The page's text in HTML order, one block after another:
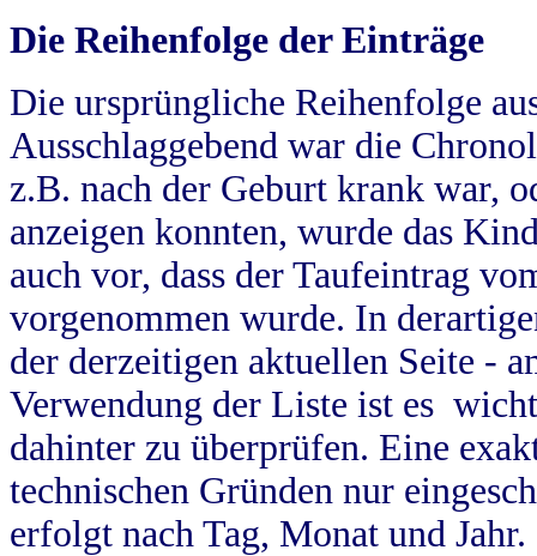
Die Reihenfolge der Einträge
Die ursprüngliche Reihenfolge
Ausschlaggebend war die
z.B. nach der Geburt krank war,
anzeigen konnten, wurde das
auch vor, dass der Taufeintrag
vorgenommen wurde. In
der derzeitigen aktuellen Seite -
Verwendung der Liste ist es
dahinter zu überprüfen. Eine
technischen Gründen nur
erfolgt nach Tag, Monat und Jahr.